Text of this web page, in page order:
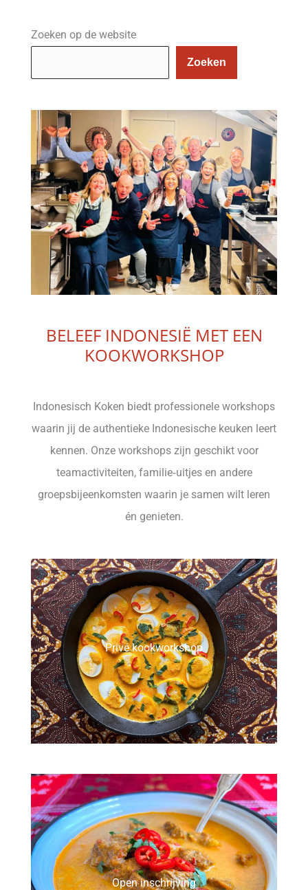
Zoeken op de website
Zoeken
BELEEF INDONESIË MET EEN
KOOKWORKSHOP
Indonesisch Koken biedt professionele workshops
waarin jij de authentieke Indonesische keuken leert
kennen. Onze workshops zijn geschikt voor
teamactiviteiten, familie‑uitjes en andere
groepsbijeenkomsten waarin je samen wilt leren
én genieten.
Privé kookworkshop
Open inschrijving